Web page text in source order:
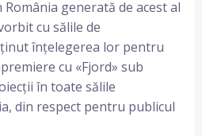
generată de acest al
cu sălile de
înțelegerea lor pentru
cu «Fjord» sub
în toate sălile
din respect pentru publicul